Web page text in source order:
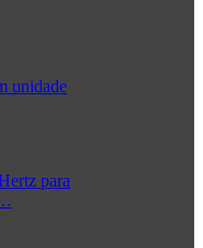
unidade
para